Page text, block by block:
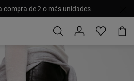
compra de 2 o más unidades